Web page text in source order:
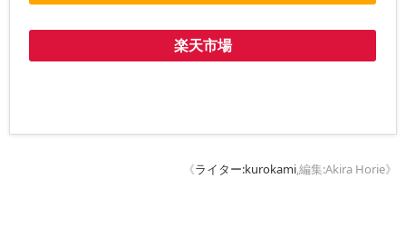
楽天市場
《ライター:kurokami,編集:Akira Horie》